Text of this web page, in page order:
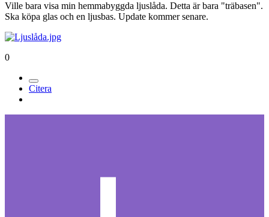
Ville bara visa min hemmabyggda ljuslåda. Detta är bara "träbasen".
Ska köpa glas och en ljusbas. Update kommer senare.
0
Citera